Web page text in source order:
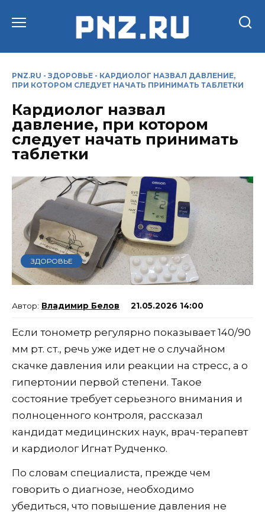
PNZ.RU - ЗДОРОВЬЕ - КАРДИОЛОГ НАЗВАЛ ДАВЛЕНИЕ,
ПРИ КОТОРОМ СЛЕДУЕТ НАЧАТЬ ПРИНИМАТЬ ТАБЛЕТКИ
Кардиолог назвал
давление, при котором
следует начать принимать
таблетки
ЗДОРОВЬЕ
Владимир Белов 21.05.2026 14:00
Если тонометр регулярно показывает 140/90
мм рт. ст., речь уже идет не о случайном
скачке давления или реакции на стресс, а о
гипертонии первой степени. Такое
состояние требует серьезного внимания и
полноценного контроля, рассказал
кандидат медицинских наук, врач-терапевт
и кардиолог Игнат Рудченко.
По словам специалиста, прежде чем
говорить о диагнозе, необходимо
убедиться, что повышение давления не